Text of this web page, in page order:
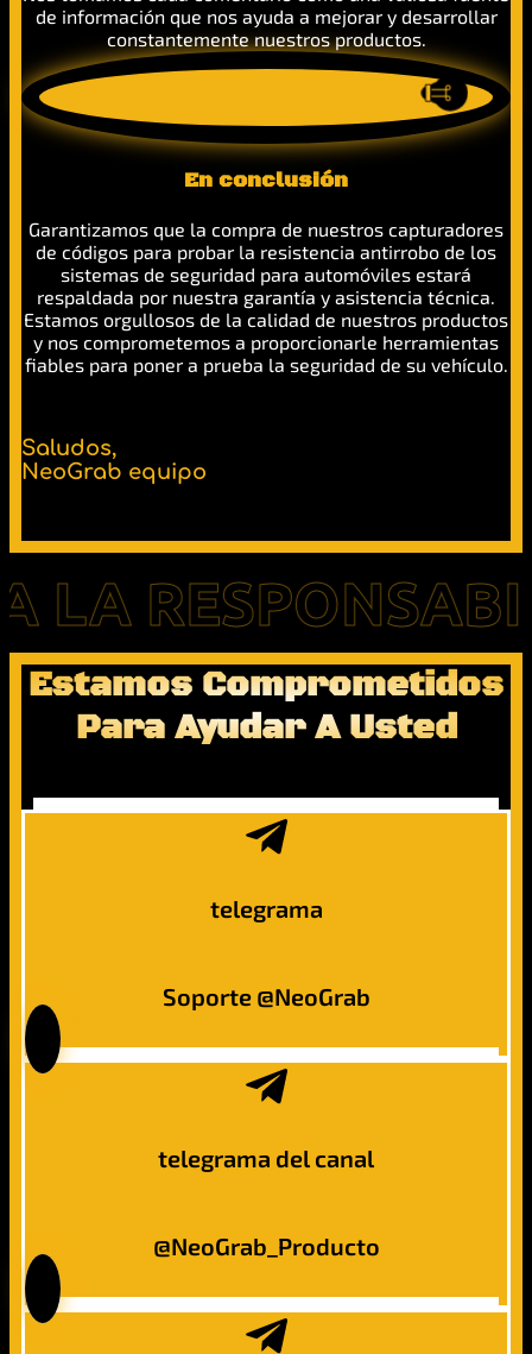
de información que nos ayuda a mejorar y desarrollar
constantemente nuestros productos.
En conclusión
Garantizamos que la compra de nuestros capturadores
de códigos para probar la resistencia antirrobo de los
sistemas de seguridad para automóviles estará
respaldada por nuestra garantía y asistencia técnica.
Estamos orgullosos de la calidad de nuestros productos
y nos comprometemos a proporcionarle herramientas
fiables para poner a prueba la seguridad de su vehículo.
Saludos,
NeoGrab equipo
Estamos Comprometidos
Para Ayudar A Usted
telegrama
Soporte @NeoGrab
telegrama del canal
@NeoGrab_Producto